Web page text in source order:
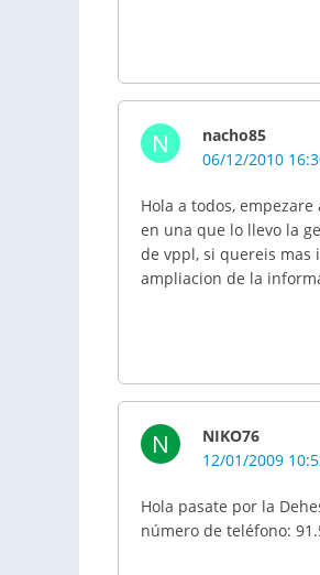
N
nacho85
06/12/2010
Hola a todos,
en una que lo llevo la
de vppl, si quereis mas
ampliacion de la
N
NIKO76
12/01/2009
Hola pasate por la
número de teléfono: